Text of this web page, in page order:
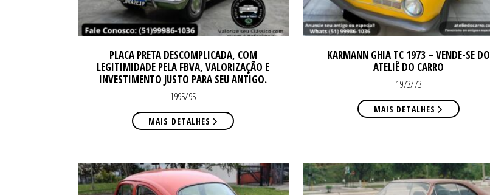
PLACA PRETA DESCOMPLICADA, COM
LEGITIMIDADE PELA FBVA, VALORIZAÇÃO E
INVESTIMENTO JUSTO PARA SEU ANTIGO.
1995/95
MAIS DETALHES
KARMANN GHIA TC 1973 – VENDE-SE DO
ATELIÊ DO CARRO
1973/73
MAIS DETALHES